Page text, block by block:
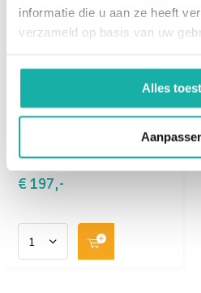
informatie die u aan ze heeft
verzameld op basis van uw
Alles
Fertiliteitstraject
mannen bij eiceldonatie
serol...
€ 197,-